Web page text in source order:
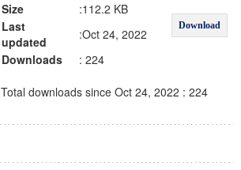
Download
Size
:112.2 KB
Last
updated
:Oct 24, 2022
Downloads
: 224
Total downloads since Oct 24, 2022 : 224